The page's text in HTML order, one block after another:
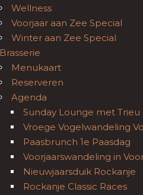
Wellness
Voorjaar aan Zee Special
Winter aan Zee Special
Brasserie
Menukaart
Reserveren
Agenda
Sunday Lounge met Trieu
Vroege Vogelwandeling
Paasbrunch 1e Paasdag
Voorjaarswandeling in
Nieuwjaarsduik Rockanje
Rockanje Classic Races